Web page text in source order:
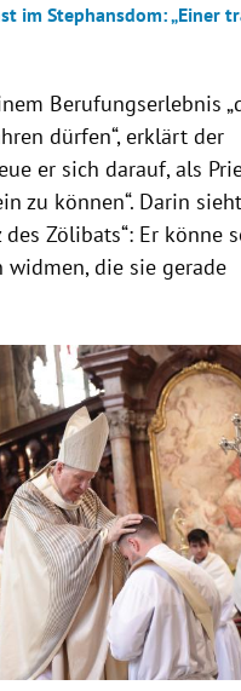
im Stephansdom: „Einer
Berufungserlebnis
dürfen“, erklärt der
er sich darauf, als
zu können“. Darin
Zölibats“: Er könne
die sie gerade
öffnen/schließen